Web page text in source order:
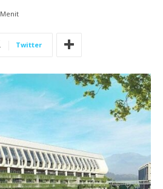
Menit
Twitter